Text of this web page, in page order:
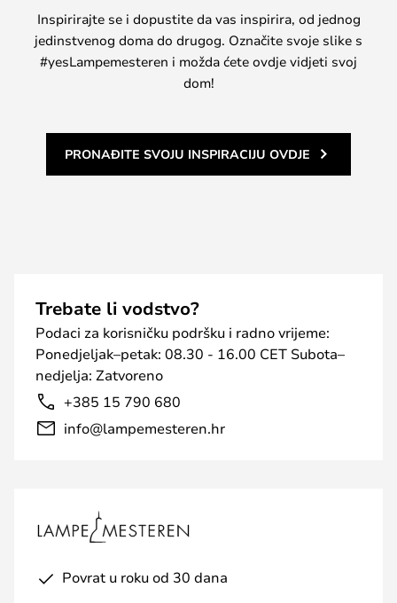
Inspirirajte se i dopustite da vas inspirira, od jednog
jedinstvenog doma do drugog. Označite svoje slike s
#yesLampemesteren i možda ćete ovdje vidjeti svoj
dom!
PRONAĐITE SVOJU INSPIRACIJU OVDJE
Trebate li vodstvo?
Podaci za korisničku podršku i radno vrijeme:
Ponedjeljak–petak: 08.30 - 16.00 CET Subota–
nedjelja: Zatvoreno
+385 15 790 680
info@lampemesteren.hr
Povrat u roku od 30 dana